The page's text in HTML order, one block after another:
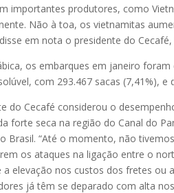
importantes produtores, como
Não à toa, os vietnamitas
em nota o presidente do
os embarques em janeiro
com 293.467 sacas (7,41%),
do Cecafé considerou o
forte seca na região do Canal do
Brasil. “Até o momento, não
os ataques na ligação entre o
a elevação nos custos dos fretes ou
já têm se deparado com alta